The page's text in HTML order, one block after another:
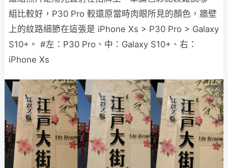
組比較好，P30 Pro 較還原當時肉眼所見的顏色，牆壁
上的紋路細節在這張是 iPhone Xs > P30 Pro > Galaxy
S10+。 #左：P30 Pro、中：Galaxy S10+、右：
iPhone Xs